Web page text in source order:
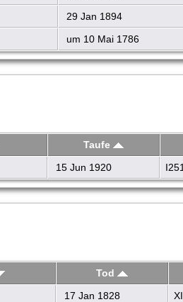
29 Jan 1894
um 10 Mai 1786
Taufe
15 Jun 1920
Tod
17 Jan 1828